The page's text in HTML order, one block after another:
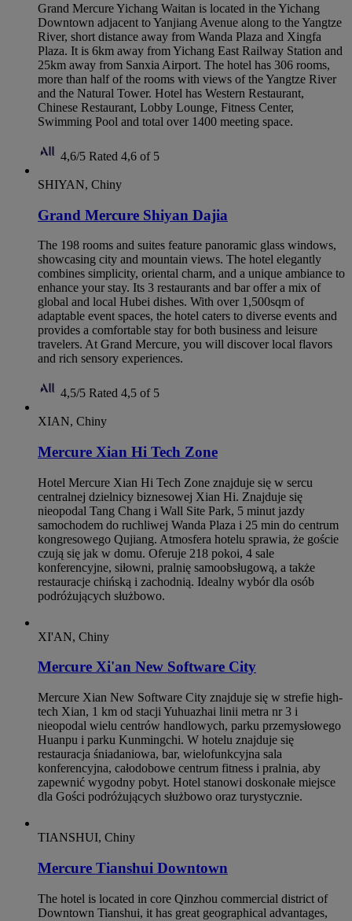
Grand Mercure Yichang Waitan is located in the Yichang
Downtown adjacent to Yanjiang Avenue along to the Yangtze
River, short distance away from Wanda Plaza and Xingfa
Plaza. It is 6km away from Yichang East Railway Station and
25km away from Sanxia Airport. The hotel has 306 rooms,
more than half of the rooms with views of the Yangtze River
and the Natural Tower. Hotel has Western Restaurant,
Chinese Restaurant, Lobby Lounge, Fitness Center,
Swimming Pool and total over 1400 meeting space.
4,6/5 Rated 4,6 of 5
SHIYAN, Chiny
Grand Mercure Shiyan Dajia
The 198 rooms and suites feature panoramic glass windows,
showcasing city and mountain views. The hotel elegantly
combines simplicity, oriental charm, and a unique ambiance to
enhance your stay. Its 3 restaurants and bar offer a mix of
global and local Hubei dishes. With over 1,500sqm of
adaptable event spaces, the hotel caters to diverse events and
provides a comfortable stay for both business and leisure
travelers. At Grand Mercure, you will discover local flavors
and rich sensory experiences.
4,5/5 Rated 4,5 of 5
XIAN, Chiny
Mercure Xian Hi Tech Zone
Hotel Mercure Xian Hi Tech Zone znajduje się w sercu
centralnej dzielnicy biznesowej Xian Hi. Znajduje się
nieopodal Tang Chang i Wall Site Park, 5 minut jazdy
samochodem do ruchliwej Wanda Plaza i 25 min do centrum
kongresowego Qujiang. Atmosfera hotelu sprawia, że goście
czują się jak w domu. Oferuje 218 pokoi, 4 sale
konferencyjne, siłowni, pralnię samoobsługową, a także
restauracje chińską i zachodnią. Idealny wybór dla osób
podróżujących służbowo.
XI'AN, Chiny
Mercure Xi'an New Software City
Mercure Xian New Software City znajduje się w strefie high-
tech Xian, 1 km od stacji Yuhuazhai linii metra nr 3 i
nieopodal wielu centrów handlowych, parku przemysłowego
Huanpu i parku Kunmingchi. W hotelu znajduje się
restauracja śniadaniowa, bar, wielofunkcyjna sala
konferencyjna, całodobowe centrum fitness i pralnia, aby
zapewnić wygodny pobyt. Hotel stanowi doskonałe miejsce
dla Gości podróżujących służbowo oraz turystycznie.
TIANSHUI, Chiny
Mercure Tianshui Downtown
The hotel is located in core Qinzhou commercial district of
Downtown Tianshui, it has great geographical advantages,